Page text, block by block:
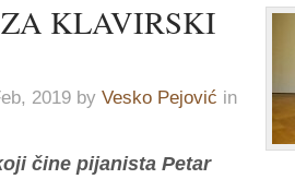
ZA KLAVIRSKI
2019 by Vesko Pejović in
čine pijanista Petar